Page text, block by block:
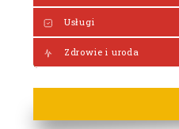
Usługi
Zdrowie i uroda